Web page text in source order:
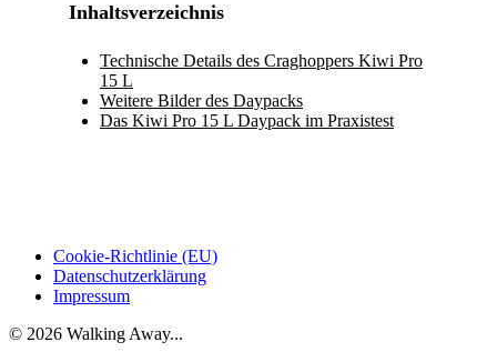
Inhaltsverzeichnis
Technische Details des Craghoppers Kiwi Pro
15 L
Weitere Bilder des Daypacks
Das Kiwi Pro 15 L Daypack im Praxistest
Cookie-Richtlinie (EU)
Datenschutzerklärung
Impressum
© 2026 Walking Away...